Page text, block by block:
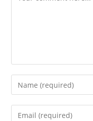
Enter
your
name
Enter